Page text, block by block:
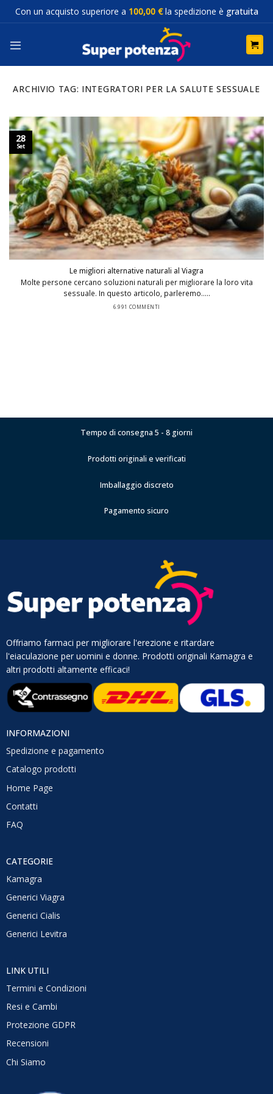
SaltaCon un acquisto superiore a 100,00 €la spedizione è gratuita
ARCHIVIO TAG: INTEGRATORI PER LA SALUTE SESSUALE
Le migliori alternative naturali al Viagra
Molte persone cercano soluzioni naturali per migliorare la loro vita
sessuale. In questo articolo, parleremo.....
6.991 COMMENTI
28
Set
Tempo di consegna 5 - 8 giorni
Prodotti originali e verificati
Imballaggio discreto
Pagamento sicuro
Offriamo farmaci per migliorare l'erezione e ritardare
l'eiaculazione per uomini e donne. Prodotti originali Kamagra e
altri prodotti altamente efficaci!
INFORMAZIONI
Spedizione e pagamento
Catalogo prodotti
Home Page
Contatti
FAQ
CATEGORIE
Kamagra
Generici Viagra
Generici Cialis
Generici Levitra
LINK UTILI
Termini e Condizioni
Resi e Cambi
Protezione GDPR
Recensioni
Chi Siamo